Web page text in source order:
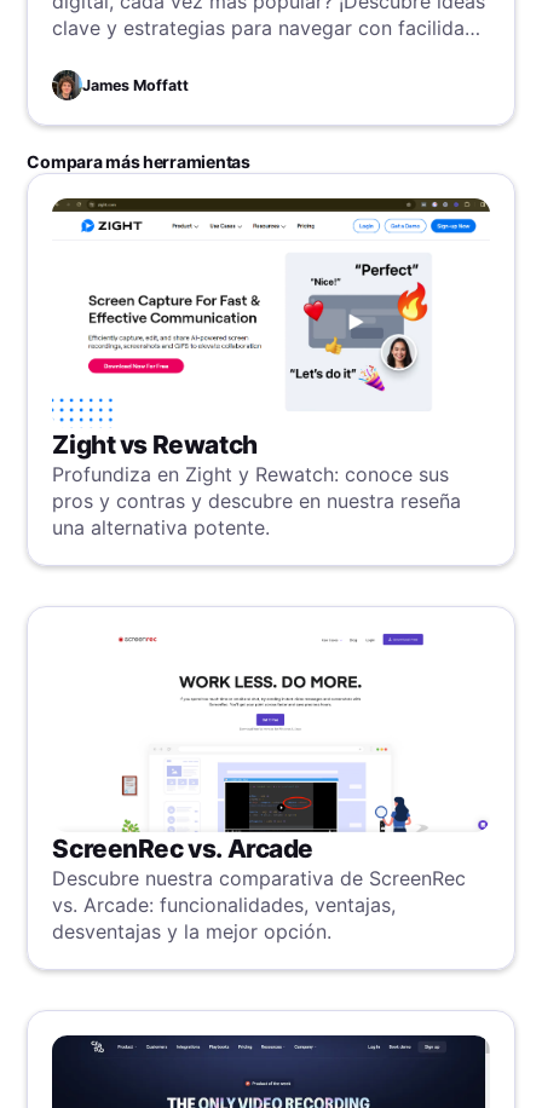
clave y estrategias para navegar con facilidad
James Moffatt
Compara más herramientas
Zight vs Rewatch
Profundiza en Zight y Rewatch: conoce sus
pros y contras y descubre en nuestra reseña
una alternativa potente.
ScreenRec vs. Arcade
Descubre nuestra comparativa de ScreenRec
vs. Arcade: funcionalidades, ventajas,
desventajas y la mejor opción.